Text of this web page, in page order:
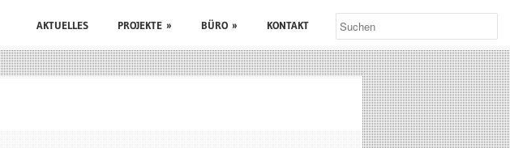
AKTUELLES PROJEKTE » BÜRO » KONTAKT